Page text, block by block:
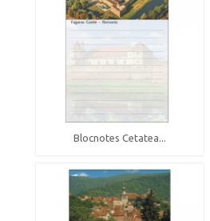
Blocnotes Cetatea...